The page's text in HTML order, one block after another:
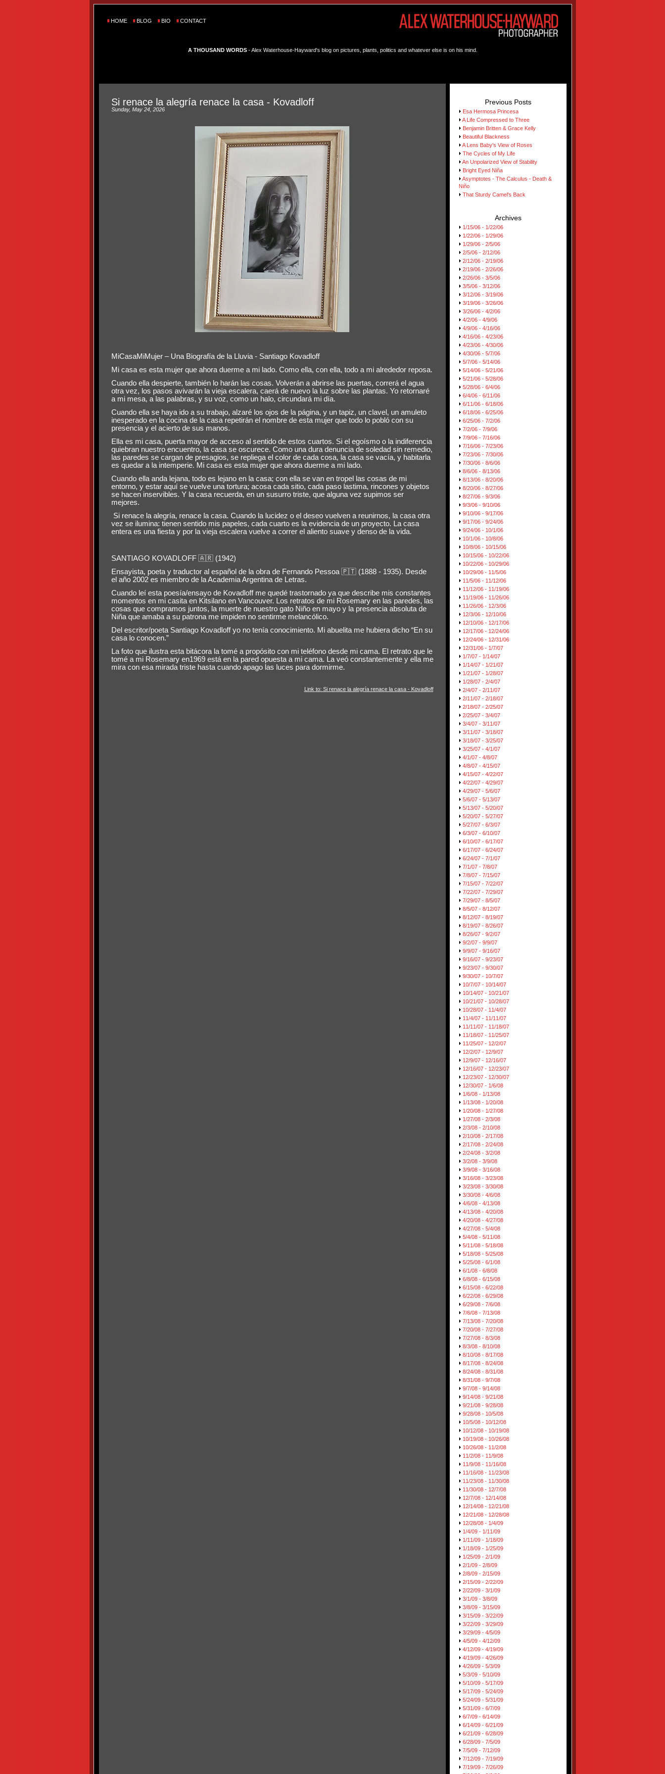
HOME BLOG BIO CONTACT
A THOUSAND WORDS- Alex Waterhouse-Hayward's blog on pictures, plants, politics and whatever else is on his mind.
Si renace la alegría renace la casa - Kovadloff
Sunday, May 24, 2026
MiCasaMiMujer – Una Biografía de la Lluvia - Santiago Kovadloff
Mi casa es esta mujer que ahora duerme a mi lado. Como ella, con ella, todo a mi alrededor reposa.
Cuando ella despierte, también lo harán las cosas. Volverán a abrirse las puertas, correrá el agua
otra vez, los pasos avivarán la vieja escalera, caerá de nuevo la luz sobre las plantas. Yo retornaré
a mi mesa, a las palabras, y su voz, como un halo, circundará mi día.
Cuando ella se haya ido a su trabajo, alzaré los ojos de la página, y un tapiz, un clavel, un amuleto
inesperado en la cocina de la casa repetirán el nombre de esta mujer que todo lo pobló con su
presencia y el acierto de sus manos.
Ella es mi casa, puerta mayor de acceso al sentido de estos cuartos. Si el egoísmo o la indiferencia
quiebran nuestro encuentro, la casa se oscurece. Como una dura denuncia de soledad sin remedio,
las paredes se cargan de presagios, se repliega el color de cada cosa, la casa se vacía, y habitarla
es quedar a la intemperie. Mi casa es esta mujer que ahora duerme a mi lado.
Cuando ella anda lejana, todo es lejano en la casa; con ella se van en tropel las cosas de mi
entorno, y estar aquí se vuelve una tortura; acosa cada sitio, cada paso lastima, rincones y objetos
se hacen inservibles. Y la casa recuerda, en un susurro triste, que alguna vez supimos ser
mejores.
Si renace la alegría, renace la casa. Cuando la lucidez o el deseo vuelven a reunirnos, la casa otra
vez se ilumina: tienen sentido mis papeles, cada cuarto es la evidencia de un proyecto. La casa
entera es una fiesta y por la vieja escalera vuelve a correr el aliento suave y denso de la vida.
SANTIAGO KOVADLOFF 🇦🇷(1942)
Ensayista, poeta y traductor al español de la obra de Fernando Pessoa 🇵🇹(1888 - 1935). Desde
el año 2002 es miembro de la Academia Argentina de Letras.
Cuando leí esta poesía/ensayo de Kovadloff me quedé trastornado ya que describe mis constantes
momentos en mi casita en Kitsilano en Vancouver. Los retratos de mi Rosemary en las paredes, las
cosas que compramos juntos, la muerte de nuestro gato Niño en mayo y la presencia absoluta de
Niña que amaba a su patrona me impiden no sentirme melancólico.
Del escritor/poeta Santiago Kovadloff yo no tenía conocimiento. Mi abuelita me hubiera dicho “En su
casa lo conocen.”
La foto que ilustra esta bitácora la tomé a propósito con mi teléfono desde mi cama. El retrato que le
tomé a mi Rosemary en1969 está en la pared opuesta a mi cama. La veó constantemente y ella me
mira con esa mirada triste hasta cuando apago las luces para dormirme.
Link to: Si renace la alegría renace la casa - Kovadloff
Previous Posts
Esa Hermosa Princesa
A Life Compressed to Three
Benjamin Britten & Grace Kelly
Beautiful Blackness
A Lens Baby's View of Roses
The Cycles of My Life
An Unpolarized View of Stability
Bright Eyed Niña
Asymptotes - The Calculus - Death &
Niño
That Sturdy Camel's Back
Archives
1/15/06 - 1/22/06
1/22/06 - 1/29/06
1/29/06 - 2/5/06
2/5/06 - 2/12/06
2/12/06 - 2/19/06
2/19/06 - 2/26/06
2/26/06 - 3/5/06
3/5/06 - 3/12/06
3/12/06 - 3/19/06
3/19/06 - 3/26/06
3/26/06 - 4/2/06
4/2/06 - 4/9/06
4/9/06 - 4/16/06
4/16/06 - 4/23/06
4/23/06 - 4/30/06
4/30/06 - 5/7/06
5/7/06 - 5/14/06
5/14/06 - 5/21/06
5/21/06 - 5/28/06
5/28/06 - 6/4/06
6/4/06 - 6/11/06
6/11/06 - 6/18/06
6/18/06 - 6/25/06
6/25/06 - 7/2/06
7/2/06 - 7/9/06
7/9/06 - 7/16/06
7/16/06 - 7/23/06
7/23/06 - 7/30/06
7/30/06 - 8/6/06
8/6/06 - 8/13/06
8/13/06 - 8/20/06
8/20/06 - 8/27/06
8/27/06 - 9/3/06
9/3/06 - 9/10/06
9/10/06 - 9/17/06
9/17/06 - 9/24/06
9/24/06 - 10/1/06
10/1/06 - 10/8/06
10/8/06 - 10/15/06
10/15/06 - 10/22/06
10/22/06 - 10/29/06
10/29/06 - 11/5/06
11/5/06 - 11/12/06
11/12/06 - 11/19/06
11/19/06 - 11/26/06
11/26/06 - 12/3/06
12/3/06 - 12/10/06
12/10/06 - 12/17/06
12/17/06 - 12/24/06
12/24/06 - 12/31/06
12/31/06 - 1/7/07
1/7/07 - 1/14/07
1/14/07 - 1/21/07
1/21/07 - 1/28/07
1/28/07 - 2/4/07
2/4/07 - 2/11/07
2/11/07 - 2/18/07
2/18/07 - 2/25/07
2/25/07 - 3/4/07
3/4/07 - 3/11/07
3/11/07 - 3/18/07
3/18/07 - 3/25/07
3/25/07 - 4/1/07
4/1/07 - 4/8/07
4/8/07 - 4/15/07
4/15/07 - 4/22/07
4/22/07 - 4/29/07
4/29/07 - 5/6/07
5/6/07 - 5/13/07
5/13/07 - 5/20/07
5/20/07 - 5/27/07
5/27/07 - 6/3/07
6/3/07 - 6/10/07
6/10/07 - 6/17/07
6/17/07 - 6/24/07
6/24/07 - 7/1/07
7/1/07 - 7/8/07
7/8/07 - 7/15/07
7/15/07 - 7/22/07
7/22/07 - 7/29/07
7/29/07 - 8/5/07
8/5/07 - 8/12/07
8/12/07 - 8/19/07
8/19/07 - 8/26/07
8/26/07 - 9/2/07
9/2/07 - 9/9/07
9/9/07 - 9/16/07
9/16/07 - 9/23/07
9/23/07 - 9/30/07
9/30/07 - 10/7/07
10/7/07 - 10/14/07
10/14/07 - 10/21/07
10/21/07 - 10/28/07
10/28/07 - 11/4/07
11/4/07 - 11/11/07
11/11/07 - 11/18/07
11/18/07 - 11/25/07
11/25/07 - 12/2/07
12/2/07 - 12/9/07
12/9/07 - 12/16/07
12/16/07 - 12/23/07
12/23/07 - 12/30/07
12/30/07 - 1/6/08
1/6/08 - 1/13/08
1/13/08 - 1/20/08
1/20/08 - 1/27/08
1/27/08 - 2/3/08
2/3/08 - 2/10/08
2/10/08 - 2/17/08
2/17/08 - 2/24/08
2/24/08 - 3/2/08
3/2/08 - 3/9/08
3/9/08 - 3/16/08
3/16/08 - 3/23/08
3/23/08 - 3/30/08
3/30/08 - 4/6/08
4/6/08 - 4/13/08
4/13/08 - 4/20/08
4/20/08 - 4/27/08
4/27/08 - 5/4/08
5/4/08 - 5/11/08
5/11/08 - 5/18/08
5/18/08 - 5/25/08
5/25/08 - 6/1/08
6/1/08 - 6/8/08
6/8/08 - 6/15/08
6/15/08 - 6/22/08
6/22/08 - 6/29/08
6/29/08 - 7/6/08
7/6/08 - 7/13/08
7/13/08 - 7/20/08
7/20/08 - 7/27/08
7/27/08 - 8/3/08
8/3/08 - 8/10/08
8/10/08 - 8/17/08
8/17/08 - 8/24/08
8/24/08 - 8/31/08
8/31/08 - 9/7/08
9/7/08 - 9/14/08
9/14/08 - 9/21/08
9/21/08 - 9/28/08
9/28/08 - 10/5/08
10/5/08 - 10/12/08
10/12/08 - 10/19/08
10/19/08 - 10/26/08
10/26/08 - 11/2/08
11/2/08 - 11/9/08
11/9/08 - 11/16/08
11/16/08 - 11/23/08
11/23/08 - 11/30/08
11/30/08 - 12/7/08
12/7/08 - 12/14/08
12/14/08 - 12/21/08
12/21/08 - 12/28/08
12/28/08 - 1/4/09
1/4/09 - 1/11/09
1/11/09 - 1/18/09
1/18/09 - 1/25/09
1/25/09 - 2/1/09
2/1/09 - 2/8/09
2/8/09 - 2/15/09
2/15/09 - 2/22/09
2/22/09 - 3/1/09
3/1/09 - 3/8/09
3/8/09 - 3/15/09
3/15/09 - 3/22/09
3/22/09 - 3/29/09
3/29/09 - 4/5/09
4/5/09 - 4/12/09
4/12/09 - 4/19/09
4/19/09 - 4/26/09
4/26/09 - 5/3/09
5/3/09 - 5/10/09
5/10/09 - 5/17/09
5/17/09 - 5/24/09
5/24/09 - 5/31/09
5/31/09 - 6/7/09
6/7/09 - 6/14/09
6/14/09 - 6/21/09
6/21/09 - 6/28/09
6/28/09 - 7/5/09
7/5/09 - 7/12/09
7/12/09 - 7/19/09
7/19/09 - 7/26/09